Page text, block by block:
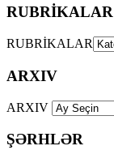
RUBRİKALAR
RUBRİKALAR
ARXIV
ARXIV
ŞƏRHLƏR